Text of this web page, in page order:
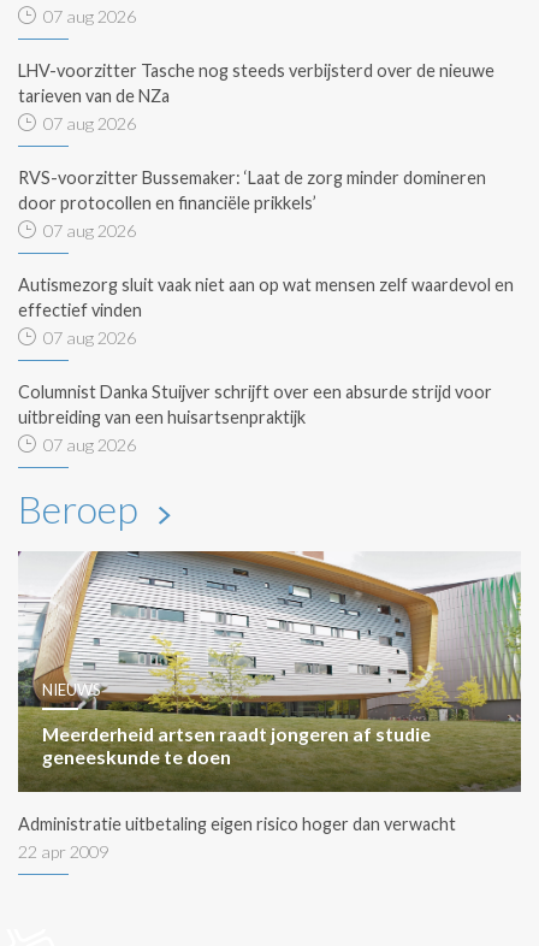
07 aug 2026
LHV-voorzitter Tasche nog steeds verbijsterd over de nieuwe
tarieven van de NZa
07 aug 2026
RVS-voorzitter Bussemaker: ‘Laat de zorg minder domineren
door protocollen en financiële prikkels’
07 aug 2026
Autismezorg sluit vaak niet aan op wat mensen zelf waardevol en
effectief vinden
07 aug 2026
Columnist Danka Stuijver schrijft over een absurde strijd voor
uitbreiding van een huisartsenpraktijk
07 aug 2026
Beroep
NIEUWS
Meerderheid artsen raadt jongeren af studie
geneeskunde te doen
Administratie uitbetaling eigen risico hoger dan verwacht
22 apr 2009